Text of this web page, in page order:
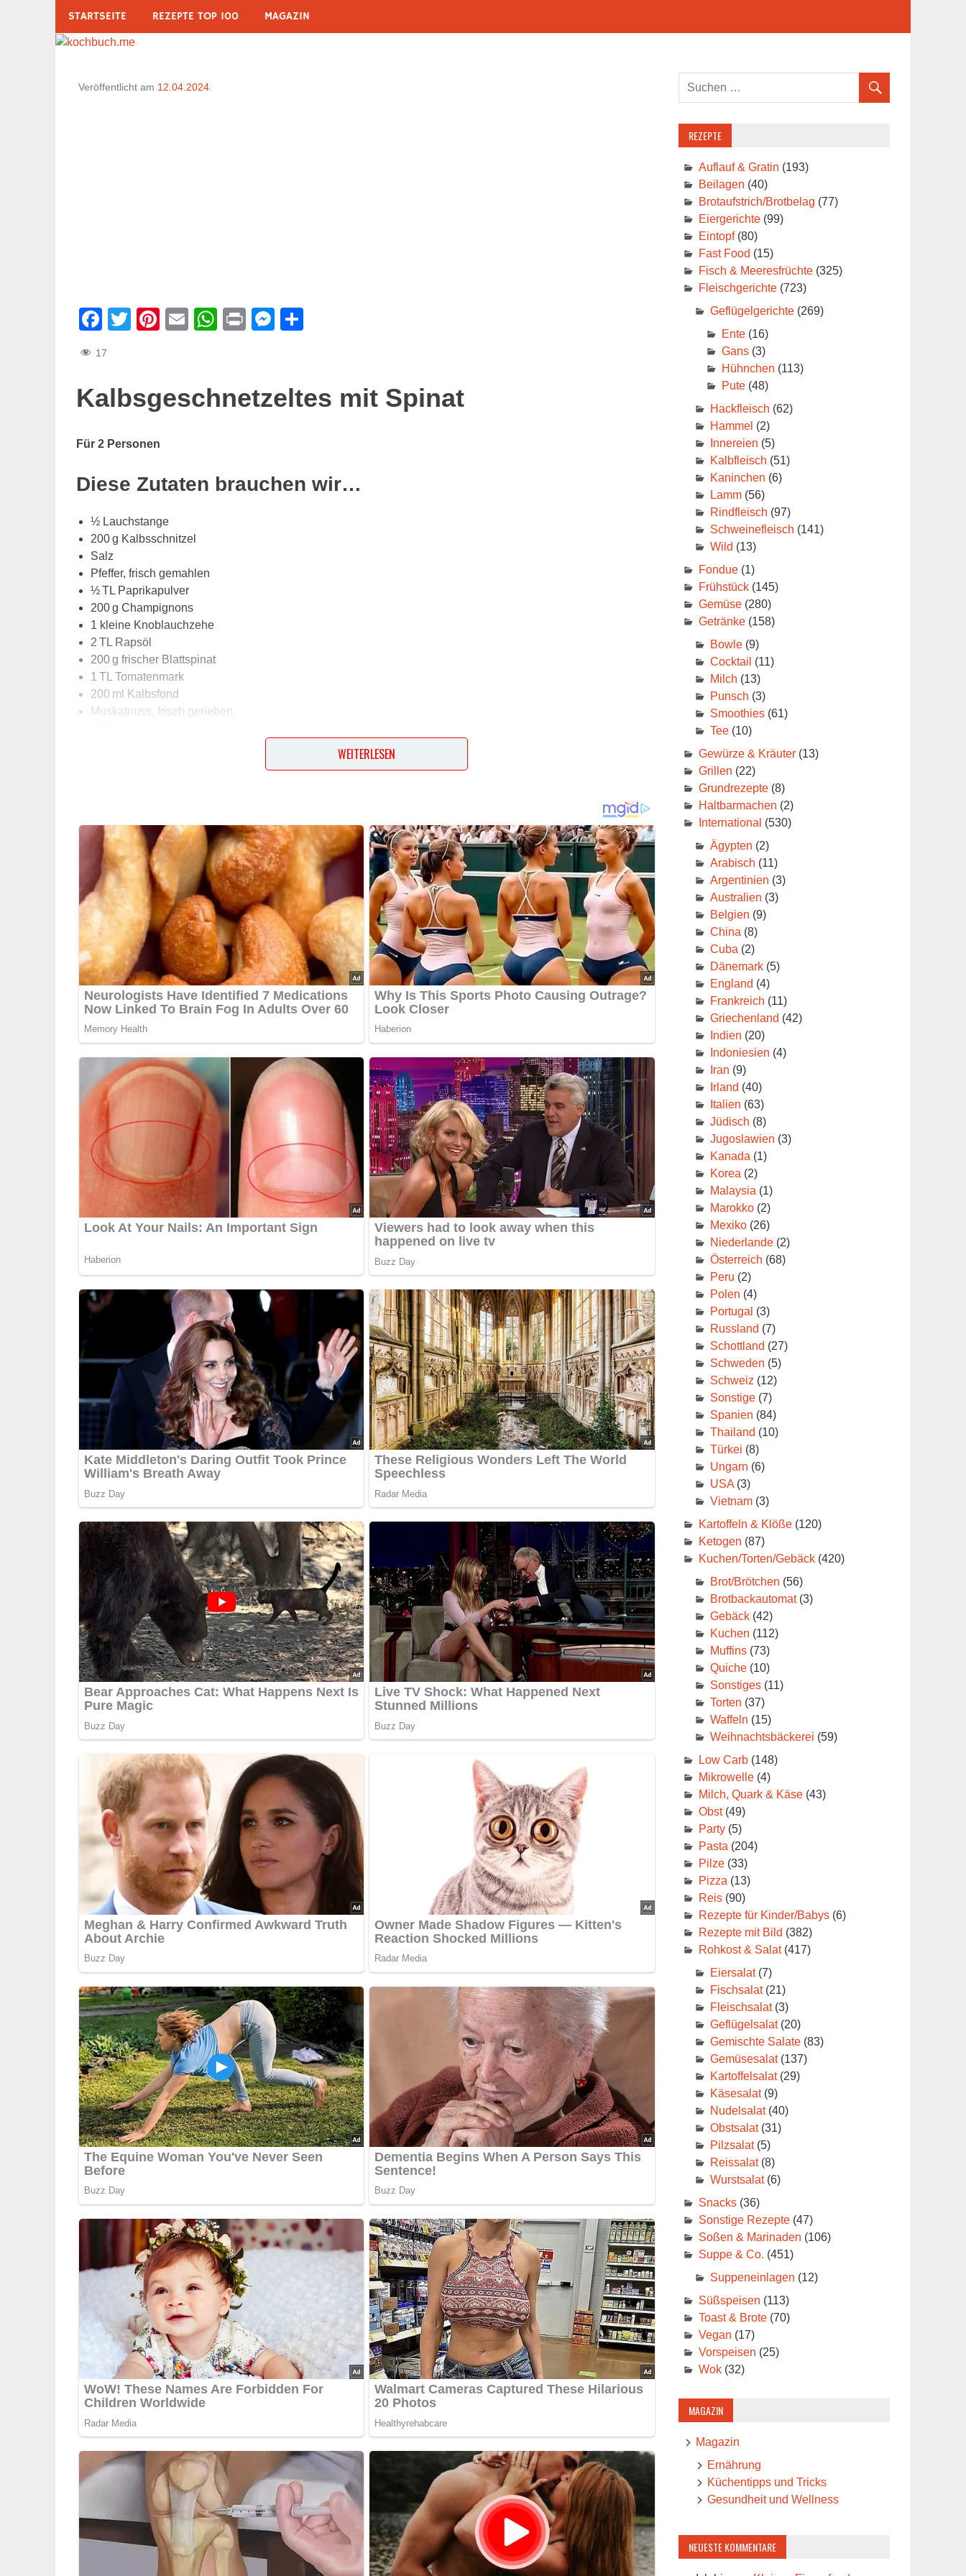
springen
STARTSEITE REZEPTE TOP 100 MAGAZIN
Veröffentlicht am 12.04.2024
Facebook
Twitter
Pinterest
EmailWhatsApp
PrintMessenger
Teilen
17
Kalbsgeschnetzeltes mit Spinat
Für 2 Personen
Diese Zutaten brauchen wir…
½ Lauchstange
200 g Kalbsschnitzel
Salz
Pfeffer, frisch gemahlen
½ TL Paprikapulver
200 g Champignons
1 kleine Knoblauchzehe
2 TL Rapsöl
200 g frischer Blattspinat
1 TL Tomatenmark
200 ml Kalbsfond
Muskatnuss, frisch gerieben
Lob, Kritik, Fragen oder Anregungen zum Rezept? Dann hinterlasse doch bitte einen Kommentar am Ende
Und so wird es gemacht…
Lauch der Länge nach halbieren, unter fließendem Wasser gründlich abspülen und in Ringe schneiden. Fleisch
kalt abspülen, trocken tupfen, in Streifen schneiden und mit Salz, Pfeffer und Paprikapulver würzen. Pilze
putzen und in Scheiben schneiden. Knoblauch abziehen, fein würfeln und im Öl zusammen mit den
Lauchringen andünsten. Fleisch dazugeben und 1 – 2 Min. mitbraten.
Spinat putzen und gründlich waschen. Pilze, Knoblauch, Tomatenmark und Kalbsfond zum Fleisch in die
Pfanne geben und bei starker Hitze 1 Min. kochen lassen. Mit Muskat abschmecken. Spinat hinzufügen, unter
Rühren zusammenfallen lassen und abschmecken. Frischkäse hinzufügen und kurz aufkochen lassen.
5/5(1 Bewertung)
WEITERLESEN
REZEPTE
Auflauf & Gratin (193)
Beilagen (40)
Brotaufstrich/Brotbelag (77)
Eiergerichte(99)
Eintopf(80)
Fast Food (15)
Fisch & Meeresfrüchte(325)
Fleischgerichte(723)
Geflügelgerichte(269)
Ente(16)
Gans(3)
Hühnchen (113)
Pute(48)
Hackfleisch (62)
Hammel (2)
Innereien (5)
Kalbfleisch (51)
Kaninchen (6)
Lamm(56)
Rindfleisch (97)
Schweinefleisch (141)
Wild (13)
Fondue(1)
Frühstück(145)
Gemüse(280)
Getränke(158)
Bowle(9)
Cocktail (11)
Milch (13)
Punsch (3)
Smoothies(61)
Tee(10)
Gewürze & Kräuter(13)
Grillen (22)
Grundrezepte(8)
Haltbarmachen (2)
International (530)
Ägypten (2)
Arabisch (11)
Argentinien (3)
Australien (3)
Belgien (9)
China (8)
Cuba (2)
Dänemark(5)
England (4)
Frankreich (11)
Griechenland (42)
Indien (20)
Indoniesien (4)
Iran (9)
Irland (40)
Italien (63)
Jüdisch (8)
Jugoslawien (3)
Kanada (1)
Korea (2)
Malaysia (1)
Marokko(2)
Mexiko(26)
Niederlande(2)
Österreich (68)
Peru (2)
Polen (4)
Portugal (3)
Russland (7)
Schottland (27)
Schweden (5)
Schweiz (12)
Sonstige(7)
Spanien (84)
Thailand (10)
Türkei (8)
Ungarn (6)
USA(3)
Vietnam(3)
Kartoffeln & Klöße(120)
Ketogen (87)
Kuchen/Torten/Gebäck(420)
Brot/Brötchen (56)
Brotbackautomat(3)
Gebäck(42)
Kuchen (112)
Muffins(73)
Quiche(10)
Sonstiges(11)
Torten (37)
Waffeln (15)
Weihnachtsbäckerei (59)
Low Carb(148)
Mikrowelle(4)
Milch, Quark & Käse(43)
Obst(49)
Party(5)
Pasta (204)
Pilze(33)
Pizza (13)
Reis(90)
Rezepte für Kinder/Babys(6)
Rezepte mit Bild (382)
Rohkost & Salat(417)
Eiersalat(7)
Fischsalat(21)
Fleischsalat(3)
Geflügelsalat(20)
Gemischte Salate(83)
Gemüsesalat(137)
Kartoffelsalat(29)
Käsesalat(9)
Nudelsalat(40)
Obstsalat(31)
Pilzsalat(5)
Reissalat(8)
Wurstsalat(6)
Snacks(36)
Sonstige Rezepte(47)
Soßen & Marinaden (106)
Suppe & Co. (451)
Suppeneinlagen (12)
Süßspeisen (113)
Toast & Brote(70)
Vegan (17)
Vorspeisen (25)
Wok(32)
MAGAZIN
Magazin
Ernährung
Küchentipps und Tricks
Gesundheit und Wellness
NEUESTE KOMMENTARE